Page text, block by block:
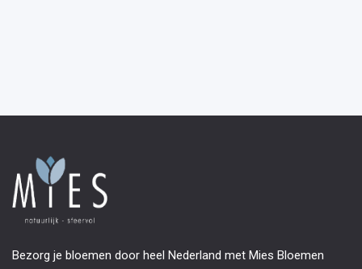
Bezorg je bloemen door heel Nederland met Mies Bloemen